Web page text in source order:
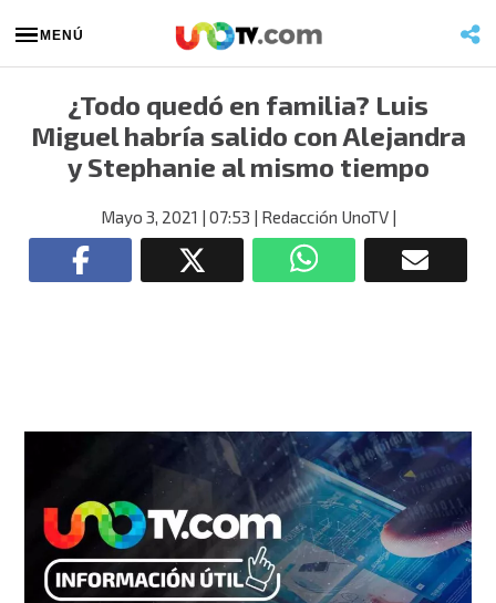
MENÚ
¿Todo quedó en familia? Luis
Miguel habría salido con Alejandra
y Stephanie al mismo tiempo
Mayo 3, 2021 | 07:53 | Redacción UnoTV|